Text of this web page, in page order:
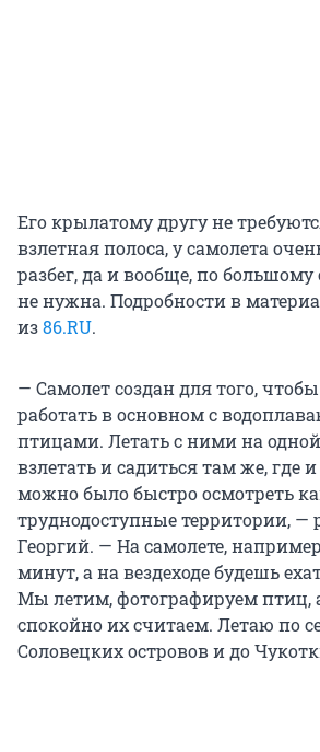
Его крылатому другу не
взлетная полоса, у самолета
разбег, да и вообще, по большому
не нужна. Подробности в
из86.RU.
— Самолет создан для того,
работать в основном с
птицами. Летать с ними на
взлетать и садиться там же, где
можно было быстро осмотреть
труднодоступные территории, —
Георгий. — На самолете,
минут, а на вездеходе будешь
Мы летим, фотографируем птиц,
спокойно их считаем. Летаю по
Соловецких островов и до